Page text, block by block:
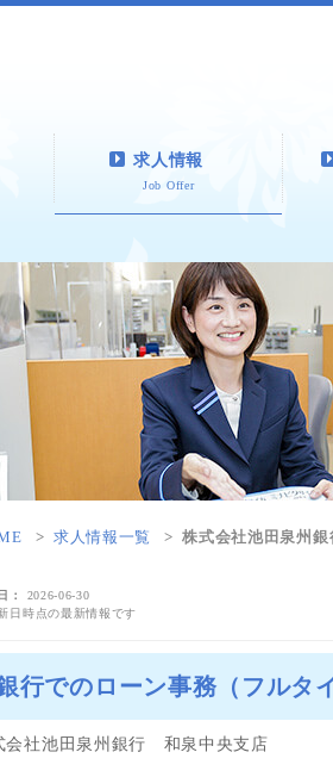
求人情報
Job Offer
求人情報一覧 株式会社池田泉州
2026-06-30
日時点の最新情報です
行でのローン事務（フル
会社池田泉州銀行 和泉中央支店